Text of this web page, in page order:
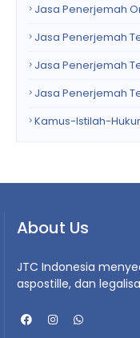
Jasa Penerjemah
Jasa Penerjemah
Jasa Penerjemah
Jasa Penerjemah
Kamus-Istilah-
About Us
JTC Indonesia
aspostille, dan